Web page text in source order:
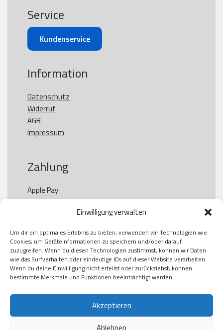
Einwilligung verwalten
Um dir ein optimales Erlebnis zu bieten, verwenden wir Technologien wie
Cookies, um Geräteinformationen zu speichern und/oder darauf
zuzugreifen. Wenn du diesen Technologien zustimmst, können wir Daten
wie das Surfverhalten oder eindeutige IDs auf dieser Website verarbeiten.
Wenn du deine Einwilligung nicht erteilst oder zurückziehst, können
bestimmte Merkmale und Funktionen beeinträchtigt werden.
Akzeptieren
Ablehnen
Service
Kundenservice
Information
Datenschutz
Widerruf
AGB
Impressum
Zahlung
Apple Pay
Paypal
Kauf auf Rechung
Klarna
American Express